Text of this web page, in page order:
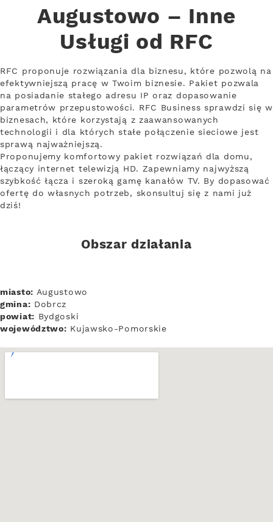
Augustowo – Inne
Usługi od RFC
RFC proponuje rozwiązania dla biznesu, które pozwolą na
efektywniejszą pracę w Twoim biznesie. Pakiet pozwala
na posiadanie stałego adresu IP oraz dopasowanie
parametrów przepustowości. RFC Business sprawdzi się w
biznesach, które korzystają z zaawansowanych
technologii i dla których stałe połączenie sieciowe jest
sprawą najważniejszą.
Proponujemy komfortowy pakiet rozwiązań dla domu,
łączący internet telewizją HD. Zapewniamy najwyższą
szybkość łącza i szeroką gamę kanałów TV. By dopasować
ofertę do własnych potrzeb, skonsultuj się z nami już
dziś!
Obszar działania
miasto: Augustowo
gmina: Dobrcz
powiat: Bydgoski
województwo: Kujawsko-Pomorskie